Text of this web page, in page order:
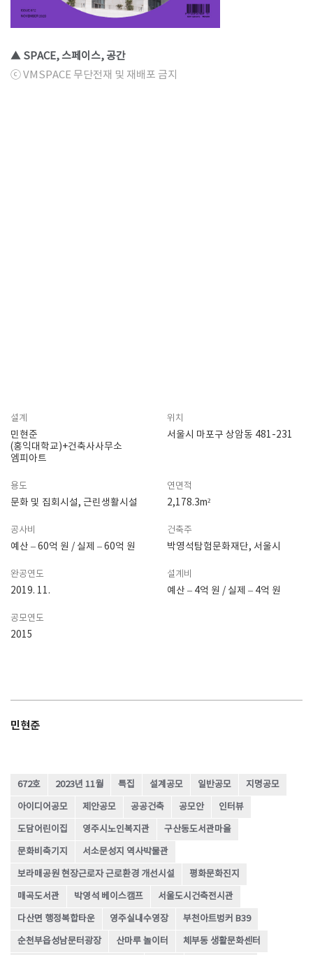
▲ SPACE, 스페이스, 공간
ⓒ VMSPACE 무단전재 및 재배포 금지
설계
민현준
(홍익대학교)+건축사사무소
엠피아트
위치
서울시 마포구 상암동 481-231
용도
문화 및 집회시설, 근린생활시설
연면적
2,178.3m²
공사비
예산 – 60억 원 / 실제 – 60억 원
건축주
박영석탐험문화재단, 서울시
완공연도
2019. 11.
설계비
예산 – 4억 원 / 실제 – 4억 원
공모연도
2015
민현준
672호 2023년 11월 특집 설계공모 일반공모 지명공모
아이디어공모 제안공모 공공건축 공모안 인터뷰
도담어린이집 영주시노인복지관 구산동도서관마을
문화비축기지 서소문성지 역사박물관
보라매공원 현장근로자 근로환경 개선시설 평화문화진지
매곡도서관 박영석 베이스캠프 서울도시건축전시관
다산면 행정복합타운 영주실내수영장 부천아트벙커 B39
순천부읍성남문터광장 산마루 놀이터 체부동 생활문화센터